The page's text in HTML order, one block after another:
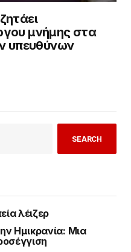
μνήμης στα
υπευθύνων
SEARCH
λέιζερ
Ημικρανία: Μια